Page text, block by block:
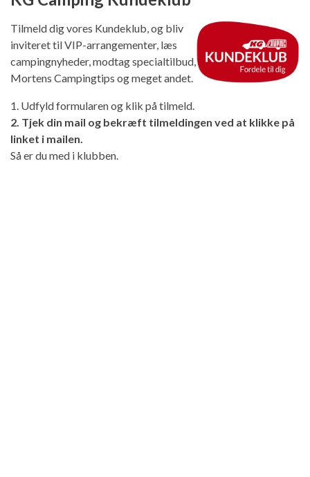
Tilmeld dig vores Kundeklub, og bliv
inviteret til VIP-arrangementer, læs
campingnyheder, modtag specialtilbud,
Mortens Campingtips og meget andet.
1. Udfyld formularen og klik på tilmeld.
2. Tjek din mail og bekræft tilmeldingen ved at klikke på
linket i mailen.
Så er du med i klubben.